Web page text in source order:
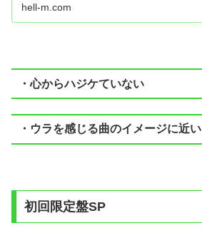
hell-m.com
・心からハジケていない
・ウラを感じる曲のイメージに近い
初回限定盤SP